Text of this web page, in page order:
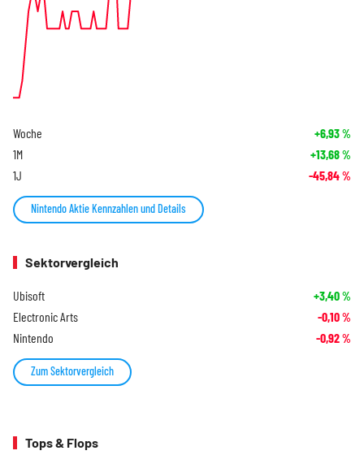
Woche +6,93%
1M +13,68%
1J -45,84%
Nintendo Aktie Kennzahlen und Details
Sektorvergleich
Ubisoft +3,40%
Electronic Arts -0,10%
Nintendo -0,92%
Zum Sektorvergleich
Tops & Flops